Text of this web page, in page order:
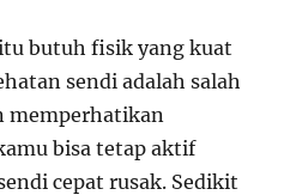
butuh fisik yang kuat
sendi adalah salah
memperhatikan
bisa tetap aktif
cepat rusak. Sedikit